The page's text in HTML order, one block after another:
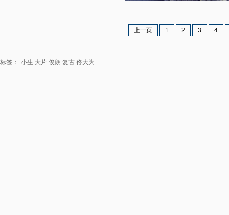
上一页 1 2 3 4
标签： 小生 大片 俊朗 复古 佟大为